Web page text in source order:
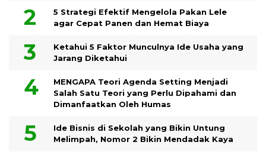
5 Strategi Efektif Mengelola Pakan Lele
agar Cepat Panen dan Hemat Biaya
Ketahui 5 Faktor Munculnya Ide Usaha yang
Jarang Diketahui
MENGAPA Teori Agenda Setting Menjadi
Salah Satu Teori yang Perlu Dipahami dan
Dimanfaatkan Oleh Humas
Ide Bisnis di Sekolah yang Bikin Untung
Melimpah, Nomor 2 Bikin Mendadak Kaya